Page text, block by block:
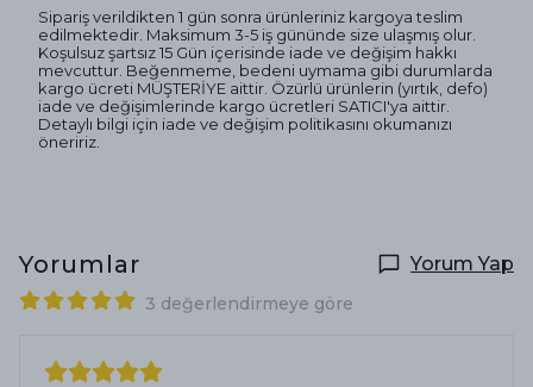
Sipariş verildikten 1 gün sonra ürünleriniz kargoya teslim
edilmektedir. Maksimum 3-5 iş gününde size ulaşmış olur.
Koşulsuz şartsız 15 Gün içerisinde iade ve değişim hakkı
mevcuttur. Beğenmeme, bedeni uymama gibi durumlarda
kargo ücreti MÜŞTERİYE aittir. Özürlü ürünlerin (yırtık, defo)
iade ve değişimlerinde kargo ücretleri SATICI'ya aittir.
Detaylı bilgi için iade ve değişim politikasını okumanızı
öneririz.
Yorumlar Yorum Yap
3 değerlendirmeye göre